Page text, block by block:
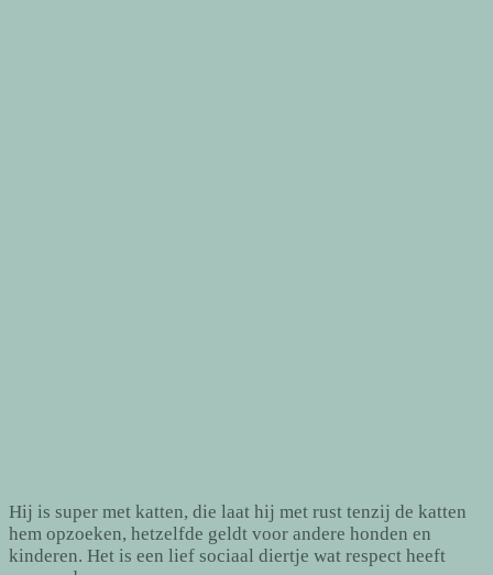
Hij is super met katten, die laat hij met rust tenzij de katten
hem opzoeken, hetzelfde geldt voor andere honden en
kinderen. Het is een lief sociaal diertje wat respect heeft